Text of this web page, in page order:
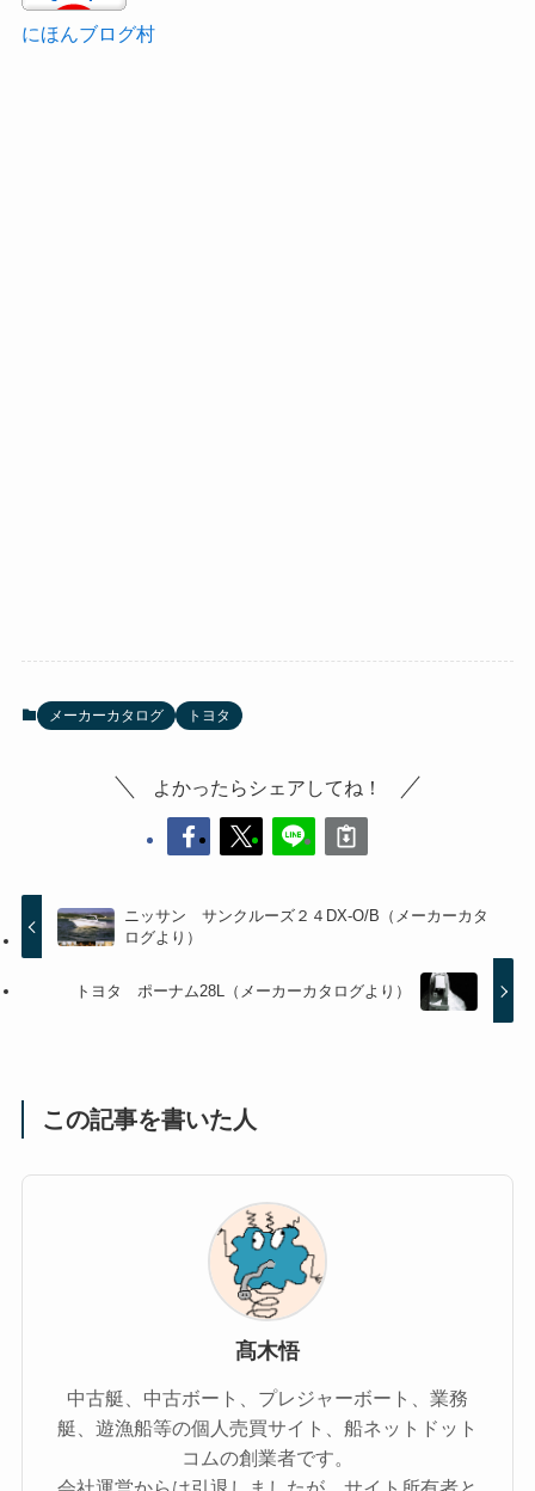
にほんブログ村
メーカーカタログ トヨタ
よかったらシェアしてね！
ニッサン サンクルーズ２４DX-O/B（メーカーカタ
ログより）
トヨタ ポーナム28L（メーカーカタログより）
この記事を書いた人
髙木悟
中古艇、中古ボート、プレジャーボート、業務
艇、遊漁船等の個人売買サイト、船ネットドット
コムの創業者です。